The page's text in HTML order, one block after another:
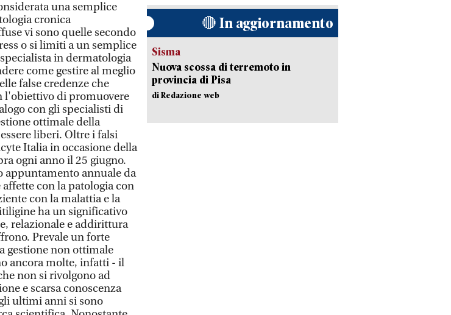
una semplice
cronica
vi sono quelle secondo
o si limiti a un semplice
in dermatologia
come gestire al meglio
false credenze che
l'obiettivo di promuovere
con gli specialisti di
ottimale della
liberi. Oltre i falsi
Italia in occasione della
ogni anno il 25 giugno.
appuntamento annuale da
con la patologia con
con la malattia e la
ha un significativo
relazionale e addirittura
Prevale un forte
gestione non ottimale
ancora molte, infatti - il
non si rivolgono ad
e scarsa conoscenza
ultimi anni si sono
🔴 In aggiornamento
Sisma
Nuova scossa di terremoto in
provincia di Pisa
di Redazione web